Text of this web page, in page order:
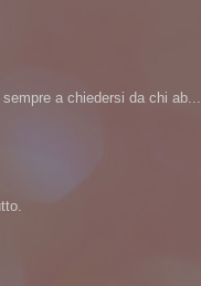
a chiedersi da chi ab...